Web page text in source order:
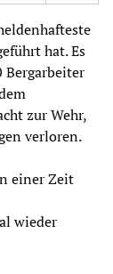
hat. Es
Bergarbeiter
zur Wehr,
verloren.
einer Zeit
wieder